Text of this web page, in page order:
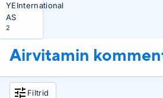
YEInternational
AS
2
Airvitamin
Filtrid